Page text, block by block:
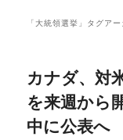
「 大統領選挙 」タグア
カナダ、対
を来週から
中に公表へ